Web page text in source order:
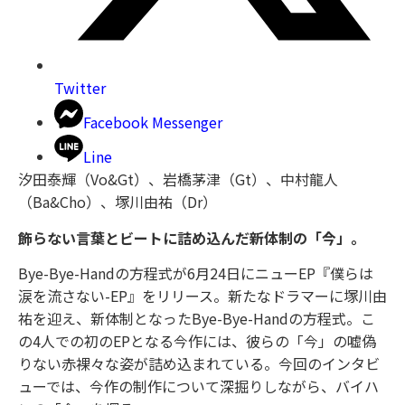
Twitter
Facebook Messenger
Line
汐田泰輝（Vo&Gt）、岩橋茅津（Gt）、中村龍人
（Ba&Cho）、塚川由祐（Dr）
飾らない言葉とビートに詰め込んだ新体制の「今」。
Bye-Bye-Handの方程式が6月24日にニューEP『僕らは
涙を流さない-EP』をリリース。新たなドラマーに塚川由
祐を迎え、新体制となったBye-Bye-Handの方程式。こ
の4人での初のEPとなる今作には、彼らの「今」の嘘偽
りない赤裸々な姿が詰め込まれている。今回のインタビ
ューでは、今作の制作について深掘りしながら、バイハ